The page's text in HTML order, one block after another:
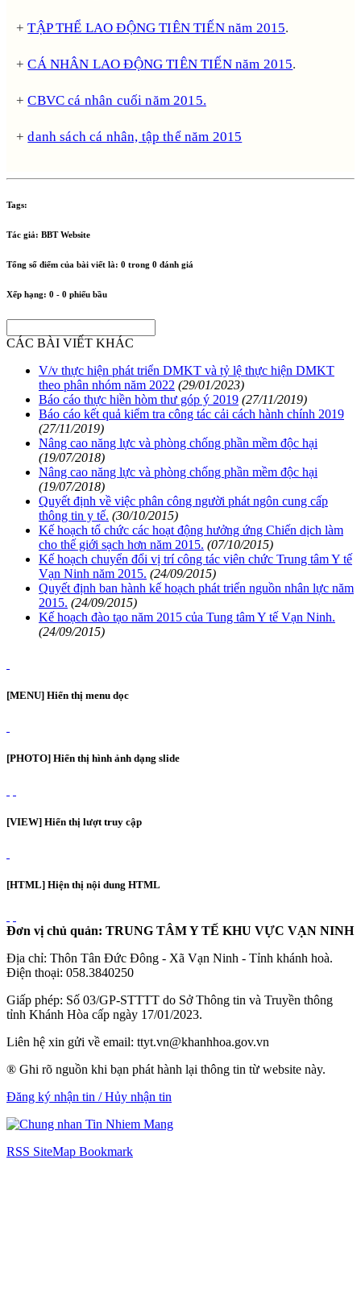
+TẬP THỂ LAO ĐỘNG TIÊN TIẾN năm 2015.
+CÁ NHÂN LAO ĐỘNG TIÊN TIẾN năm 2015.
+CBVC cá nhân cuối năm 2015.
+danh sách cá nhân, tập thể năm 2015
Tags:
Tác giả: BBT Website
Tổng số điểm của bài viết là: 0 trong 0 đánh giá
Xếp hạng: 0 - 0 phiếu bầu
CÁC BÀI VIẾT KHÁC
V/v thực hiện phát triển DMKT và tỷ lệ thực hiện DMKT
theo phân nhóm năm 2022 (29/01/2023)
Báo cáo thực hiền hòm thư góp ý 2019 (27/11/2019)
Báo cáo kết quả kiểm tra công tác cải cách hành chính 2019
(27/11/2019)
Nâng cao năng lực và phòng chống phần mềm độc hại
(19/07/2018)
Nâng cao năng lực và phòng chống phần mềm độc hại
(19/07/2018)
Quyết định về việc phân công người phát ngôn cung cấp
thông tin y tế. (30/10/2015)
Kế hoạch tổ chức các hoạt động hưởng ứng Chiến dịch làm
cho thế giới sạch hơn năm 2015. (07/10/2015)
Kế hoạch chuyển đổi vị trí công tác viên chức Trung tâm Y tế
Vạn Ninh năm 2015. (24/09/2015)
Quyết định ban hành kế hoạch phát triển nguồn nhân lực năm
2015. (24/09/2015)
Kế hoạch đào tạo năm 2015 của Tung tâm Y tế Vạn Ninh.
(24/09/2015)
[MENU] Hiển thị menu dọc
[PHOTO] Hiển thị hình ảnh dạng slide
[VIEW] Hiển thị lượt truy cập
[HTML] Hiện thị nội dung HTML
Đơn vị chủ quản: TRUNG TÂM Y TẾ KHU VỰC VẠN NINH
Địa chỉ: Thôn Tân Đức Đông - Xã Vạn Ninh - Tỉnh khánh hoà.
Điện thoại: 058.3840250
Giấp phép: Số 03/GP-STTTT do Sở Thông tin và Truyền thông
tỉnh Khánh Hòa cấp ngày 17/01/2023.
Liên hệ xin gửi về email: ttyt.vn@khanhhoa.gov.vn
® Ghi rõ nguồn khi bạn phát hành lại thông tin từ website này.
Đăng ký nhận tin / Hủy nhận tin
RSS SiteMap Bookmark